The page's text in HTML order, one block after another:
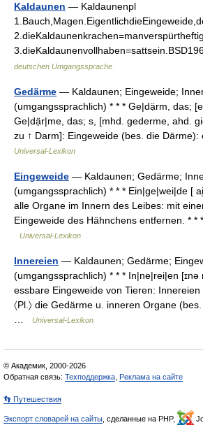
Kaldaunen — Kaldaunenpl
deutschen Umgangssprache
Gedärme — Kaldaunen; Eingeweide;
(umgangssprachlich) * * * Ge|dạ̈rm, das;
Ge|dạ̈r|me, das; s, [mhd. gederme, ahd.
zu ↑ Darm]: Eingeweide (bes. die
Universal-Lexikon
Eingeweide — Kaldaunen; Gedärme;
(umgangssprachlich) * * * Ein|ge|wei|de [
alle Organe im Innern des Leibes: mit
Eingeweide des Hähnchens entfernen. * *
Universal-Lexikon
Innereien — Kaldaunen; Gedärme;
(umgangssprachlich) * * * In|ne|rei|en [ɪnə
essbare Eingeweide von Tieren:
〈Pl.〉 die Gedärme u. inneren Organe
Universal-Lexikon
© Академик, 2000-2026
Обратная связь: Техподдержка Реклама на сайте
👣 Путешествия
Экспорт словарей на сайты , сделанные на PHP,